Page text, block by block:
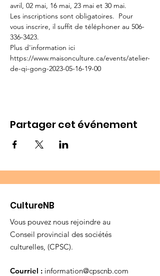
avril, 02 mai, 16 mai, 23 mai et 30 mai.
Les inscriptions sont obligatoires.  Pour
vous inscrire, il suffit de téléphoner au 506-
336-3423.
Plus d'information ici
https://www.maisonculture.ca/events/atelier-
de-qi-gong-2023-05-16-19-00
Partager cet événement
CultureNB
Vous pouvez nous rejoindre au
Conseil provincial des sociétés
culturelles, (CPSC).
Courriel : information@cpscnb.com